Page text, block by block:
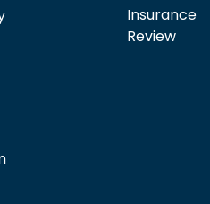
Insurance
Review